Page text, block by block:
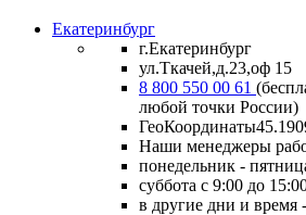
Екатеринбург
г.Екатеринбург
ул.Ткачей,д.23,оф 15
8 800 550 00 61
любой точки России)
ГеоКоординаты
Наши менеджеры
понедельник -
суббота с 9:00 до
в другие дни и время